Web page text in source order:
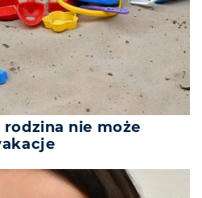
nie może